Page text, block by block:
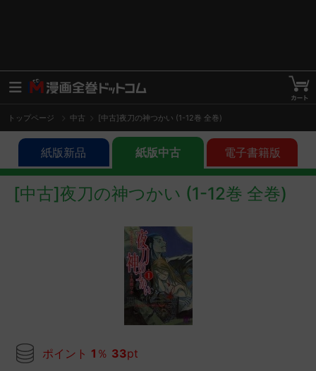
トップページ 中古 [中古]夜刀の神つかい (1-12巻 全巻)
紙版新品 紙版中古 電子書籍版
[中古]夜刀の神つかい (1-12巻 全巻)
ポイント 1 ％ 33pt